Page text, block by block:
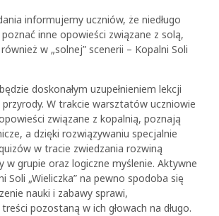
informujemy uczniów, że niedługo
inne opowieści związane z solą,
w „solnej” scenerii – Kopalni Soli
doskonałym uzupełnieniem lekcji
W trakcie warsztatów uczniowie
związane z kopalnią, poznają
a dzięki rozwiązywaniu specjalnie
w tracie zwiedzania rozwiną
w grupie oraz logiczne myślenie. Aktywne
Soli „Wieliczka” na pewno spodoba się
nauki i zabawy sprawi,
pozostaną w ich głowach na długo.